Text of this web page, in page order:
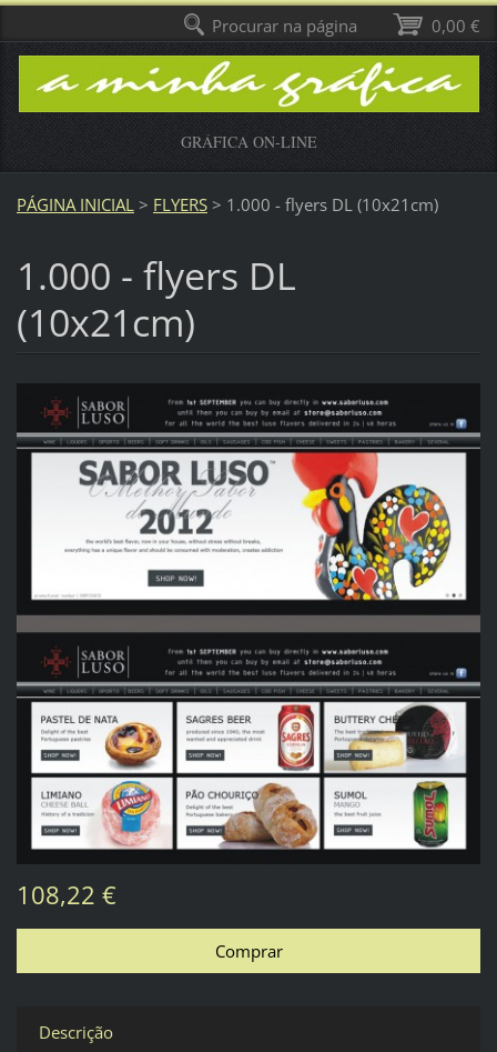
GRÁFICA ON-LINE
PÁGINA INICIAL > FLYERS > 1.000 - flyers DL (10x21cm)
1.000 - flyers DL
(10x21cm)
108,22 €
Descrição
0,00 €
Procurar na página